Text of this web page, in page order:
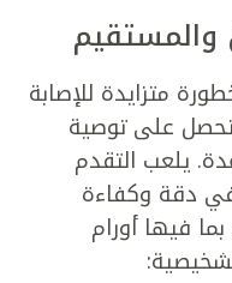
متزايدة للإصابة
تحصل على توصية
يلعب التقدم
في دقة وكفاءة
فيها أورام